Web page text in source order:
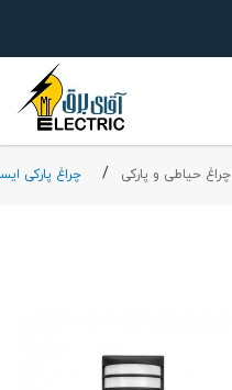
چراغ حیاطی و پارکی چراغ پارکی